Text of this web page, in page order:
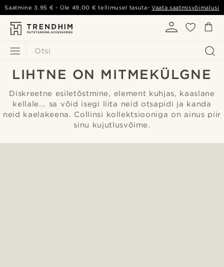
Otsi
Saatmine3,95 € - Üle 49,00 € tellimusel tasuta-Vaata saatmisvõimalusi
LIHTNE ON MITMEKÜLGNE
Diskreetne esiletõstmine, element kuhjas, kaaslane
kellale... sa võid isegi liita neid otsapidi ja kanda
neid kaelakeena. Collinsi kollektsiooniga on ainus piir
sinu kujutlusvõime.